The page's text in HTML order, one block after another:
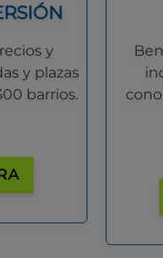
y
y plazas
barrios.